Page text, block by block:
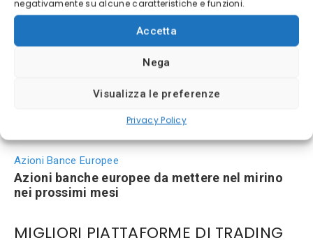
negativamente su alcune caratteristiche e funzioni.
Accetta
Nega
Visualizza le preferenze
Privacy Policy
Wall Street sorprendono gli investitori
Azioni Bance Europee
Azioni banche europee da mettere nel mirino
nei prossimi mesi
MIGLIORI PIATTAFORME DI TRADING